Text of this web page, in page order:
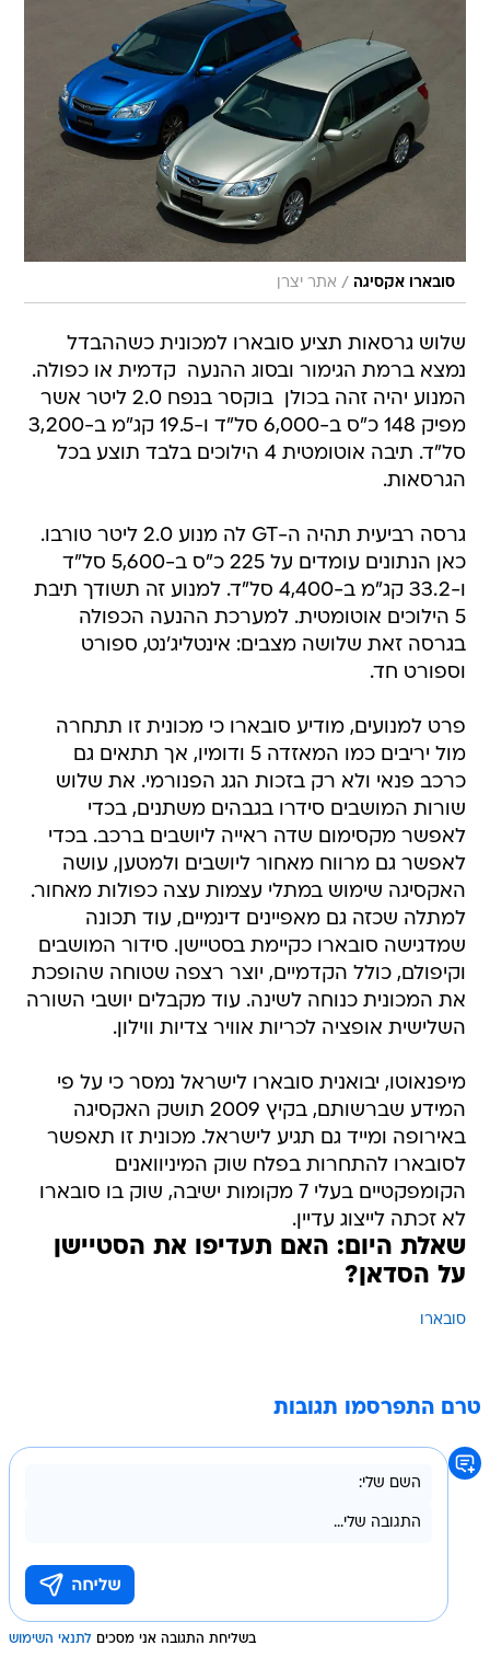
סובארו אקסיגה / אתר יצרן
שלוש גרסאות תציע סובארו למכונית כשההבדל
נמצא ברמת הגימור ובסוג ההנעה  קדמית או כפולה.
המנוע יהיה זהה בכולן  בוקסר בנפח 2.0 ליטר אשר
מפיק 148 כ"ס ב-6,000 סל"ד ו-19.5 קג"מ ב-3,200
סל"ד. תיבה אוטומטית 4 הילוכים בלבד תוצע בכל
הגרסאות.
גרסה רביעית תהיה ה-GT לה מנוע 2.0 ליטר טורבו.
כאן הנתונים עומדים על 225 כ"ס ב-5,600 סל"ד
ו-33.2 קג"מ ב-4,400 סל"ד. למנוע זה תשודך תיבת
5 הילוכים אוטומטית. למערכת ההנעה הכפולה
בגרסה זאת שלושה מצבים: אינטליג'נט, ספורט
וספורט חד.
פרט למנועים, מודיע סובארו כי מכונית זו תתחרה
מול יריבים כמו המאזדה 5 ודומיו, אך תתאים גם
כרכב פנאי ולא רק בזכות הגג הפנורמי. את שלוש
שורות המושבים סידרו בגבהים משתנים, בכדי
לאפשר מקסימום שדה ראייה ליושבים ברכב. בכדי
לאפשר גם מרווח מאחור ליושבים ולמטען, עושה
האקסיגה שימוש במתלי עצמות עצה כפולות מאחור.
למתלה שכזה גם מאפיינים דינמיים, עוד תכונה
שמדגישה סובארו כקיימת בסטיישן. סידור המושבים
וקיפולם, כולל הקדמיים, יוצר רצפה שטוחה שהופכת
את המכונית כנוחה לשינה. עוד מקבלים יושבי השורה
השלישית אופציה לכריות אוויר צדיות ווילון.
מיפנאוטו, יבואנית סובארו לישראל נמסר כי על פי
המידע שברשותם, בקיץ 2009 תושק האקסיגה
באירופה ומייד גם תגיע לישראל. מכונית זו תאפשר
לסובארו להתחרות בפלח שוק המיניוואנים
הקומפקטיים בעלי 7 מקומות ישיבה, שוק בו סובארו
לא זכתה לייצוג עדיין.
שאלת היום: האם תעדיפו את הסטיישן
על הסדאן?
סובארו
טרם התפרסמו תגובות
בשליחת התגובה אני מסכים לתנאי השימוש